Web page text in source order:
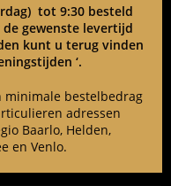
tot 9:30 besteld
gewenste levertijd
kunt u terug vinden
‘.
minimale bestelbedrag
adressen
Baarlo, Helden,
en Venlo.